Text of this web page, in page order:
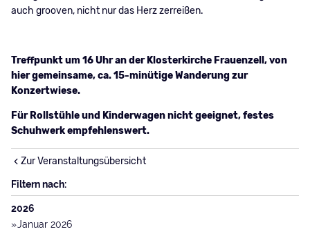
auch grooven, nicht nur das Herz zerreißen.
Treffpunkt um 16 Uhr an der Klosterkirche Frauenzell, von
hier gemeinsame, ca. 15-minütige Wanderung zur
Konzertwiese.
Für Rollstühle und Kinderwagen nicht geeignet, festes
Schuhwerk empfehlenswert.
Zur Veranstaltungsübersicht
Filtern nach:
2026
Januar 2026